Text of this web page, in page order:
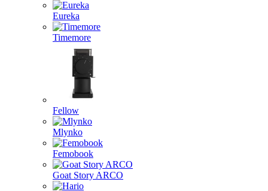
Eureka
Timemore
Fellow
Mlynko
Femobook
Goat Story ARCO